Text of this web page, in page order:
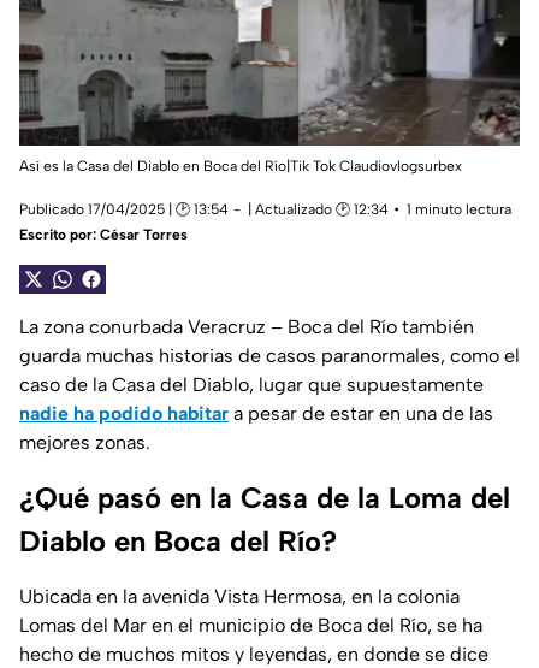
Así es la Casa del Diablo en Boca del Río|Tik Tok Claudiovlogsurbex
Publicado 17/04/2025 | 🕑 13:54 | Actualizado 🕑 12:34
1 minuto lectura
Escrito por: César Torres
La zona conurbada Veracruz – Boca del Río también
guarda muchas historias de casos paranormales, como el
caso de la Casa del Diablo, lugar que supuestamente
nadie ha podido habitar a pesar de estar en una de las
mejores zonas.
¿Qué pasó en la Casa de la Loma del
Diablo en Boca del Río?
Ubicada en la avenida Vista Hermosa, en la colonia
Lomas del Mar en el municipio de Boca del Río, se ha
hecho de muchos mitos y leyendas, en donde se dice